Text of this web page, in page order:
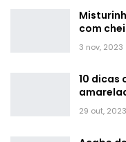
com
3 nov, 2023
10 dicas
29 out, 2023